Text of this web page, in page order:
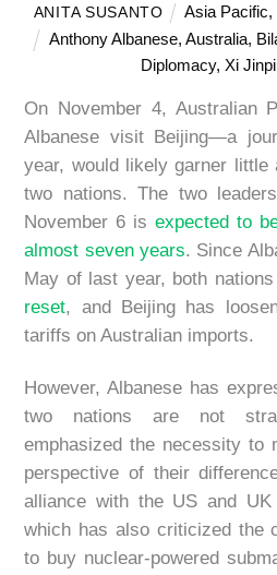
ANITA SUSANTO Asia Pacific,
Anthony Albanese,Australia,
Diplomacy, Xi
On November 4, Australian
Albanese visit Beijing—a
year, would likely garner little
two nations. The two
November 6 is expected to
almost seven years. Since
May of last year, both
reset, and Beijing has
tariffs on Australian imports.
However, Albanese has
two nations are not
emphasized the necessity to
perspective of their
alliance with the US and
which has also criticized the
to buy nuclear-powered